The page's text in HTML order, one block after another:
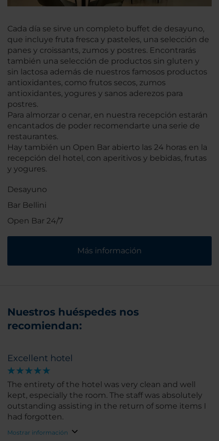
Cada día se sirve un completo buffet de desayuno,
que incluye fruta fresca y pasteles, una selección de
panes y croissants, zumos y postres. Encontrarás
también una selección de productos sin gluten y
sin lactosa además de nuestros famosos productos
antioxidantes, como frutos secos, zumos
antioxidantes, yogures y sanos aderezos para
postres.
Para almorzar o cenar, en nuestra recepción estarán
encantados de poder recomendarte una serie de
restaurantes.
Hay también un Open Bar abierto las 24 horas en la
recepción del hotel, con aperitivos y bebidas, frutas
y yogures.
Desayuno
Bar Bellini
Open Bar 24/7
Más información
Nuestros huéspedes nos
recomiendan:
Excellent hotel
The entirety of the hotel was very clean and well
kept, especially the room. The staff was absolutely
outstanding assisting in the return of some items I
had forgotten.
Mostrar información